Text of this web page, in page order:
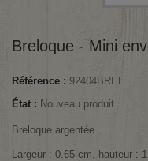
Breloque - Mini
Référence : 92404BREL
État : Nouveau produit
Breloque argentée.
Largeur : 0.65 cm, hauteur :